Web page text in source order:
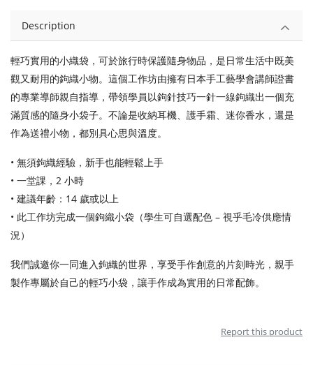
Description
輕巧實用的小織袋，可於旅行時保護隨身物品，是日常生活中既美
觀又耐用的鉤織小物。這個工作坊由擁有日本手工藝學會講師證書
的專業導師親自指導，帶領學員以鉤針技巧一針一線鉤織出一個充
滿質感的隨身小袋子。不論是收納耳機、護手霜、迷你香水，還是
作為送禮小物，都別具心思與溫度。
• 無須鉤織經驗，新手也能輕鬆上手
• 一堂課，2 小時
• 建議年齡：14 歲或以上
• 此工作坊完成一個鉤織小袋（學生可自選配色 – 視乎毛冷供應情
況）
我們誠邀你一同進入鉤織的世界，享受手作創意的片刻時光，親手
製作專屬於自己的輕巧小袋，讓手作成為實用的日常配飾。
Report this product